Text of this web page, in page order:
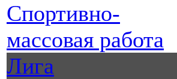
Спортивно-
массовая работа
Лига